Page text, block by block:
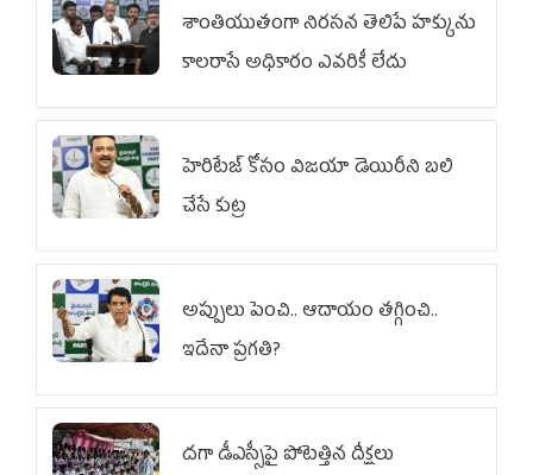
శాంతియుతంగా నిరసన తెలిపే హక్కును
కాలరాసే అధికారం ఎవరికీ లేదు
హెరిటేజ్ కోసం విజయా డెయిరీని బలి
చేసే కుట్ర‌
అప్పులు పెంచి.. ఆదాయం తగ్గించి..
ఇదేనా ప్రగతి?
దగా డీఎస్సీపై పోటెత్తిన దీక్షలు